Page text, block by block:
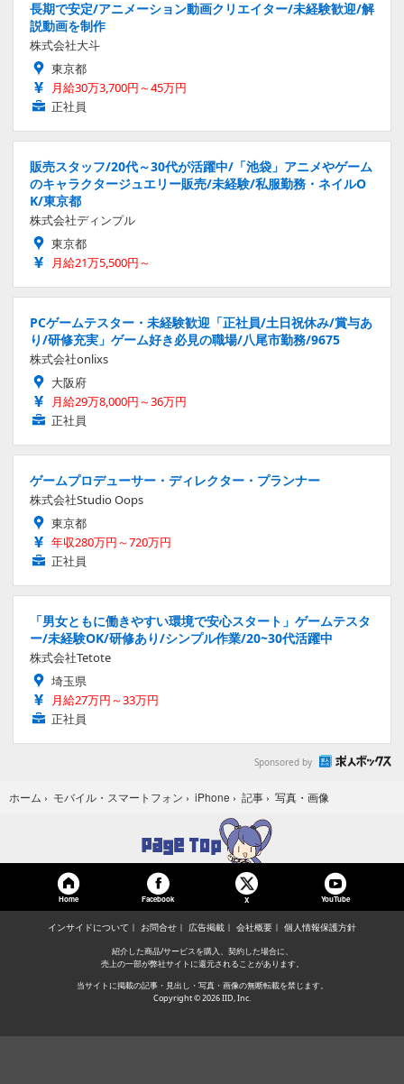
長期で安定/アニメーション動画クリエイター/未経験歓迎/解
説動画を制作
株式会社大斗
東京都
月給30万3,700円～45万円
正社員
販売スタッフ/20代～30代が活躍中/「池袋」アニメやゲーム
のキャラクタージュエリー販売/未経験/私服勤務・ネイルO
K/東京都
株式会社ディンプル
東京都
月給21万5,500円～
PCゲームテスター・未経験歓迎「正社員/土日祝休み/賞与あ
り/研修充実」ゲーム好き必見の職場/八尾市勤務/9675
株式会社onlixs
大阪府
月給29万8,000円～36万円
正社員
ゲームプロデューサー・ディレクター・プランナー
株式会社Studio Oops
東京都
年収280万円～720万円
正社員
「男女ともに働きやすい環境で安心スタート」ゲームテスタ
ー/未経験OK/研修あり/シンプル作業/20~30代活躍中
株式会社Tetote
埼玉県
月給27万円～33万円
正社員
Sponsored by
ホーム › モバイル・スマートフォン › iPhone › 記事 › 写真・画像
Home Facebook X YouTube
インサイドについて お問合せ 広告掲載 会社概要 個人情報保護方針
紹介した商品/サービスを購入、契約した場合に、
売上の一部が弊社サイトに還元されることがあります。
当サイトに掲載の記事・見出し・写真・画像の無断転載を禁じます。
Copyright © 2026 IID, Inc.